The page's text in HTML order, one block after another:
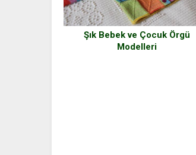
Şık Bebek ve Çocuk Örgü
Modelleri